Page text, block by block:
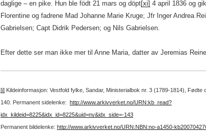
daglige – en pike. Hun ble födt 21 mars og döpt[xi] 4 april 1836 og
Florentine og fadrene Mad Johanne Marie Kruge; Jfr Inger Andrea
Gabrielsen; Capt Didrik Pedersen; og Nils Gabrielsen.
Efter dette ser man ikke mer til Anne Maria, datter av Jeremias
[i]Kildeinformasjon: Vestfold fylke, Sandar, Ministerialbok nr. 3 (1789-1814), Fødte
140. Permanent sidelenke: http://www.arkivverket.no/URN:kb_read?
idx_kildeid=8225&idx_id=8225&uid=ny&idx_side=-143
Permanent bildelenke: http://www.arkivverket.no/URN:NBN:no-a1450-